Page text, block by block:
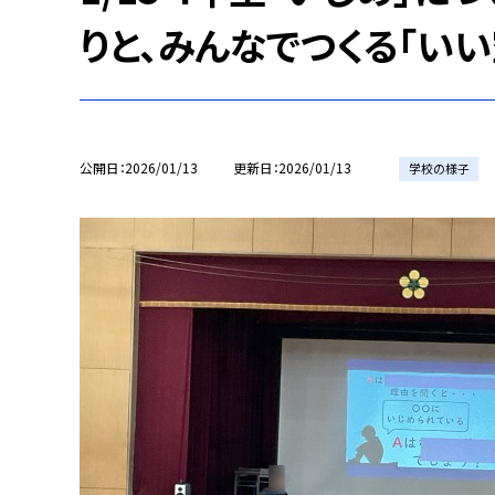
りと、みんなでつくる「い
公開日 2026/01/13 更新日 2026/01/13 学校の様子